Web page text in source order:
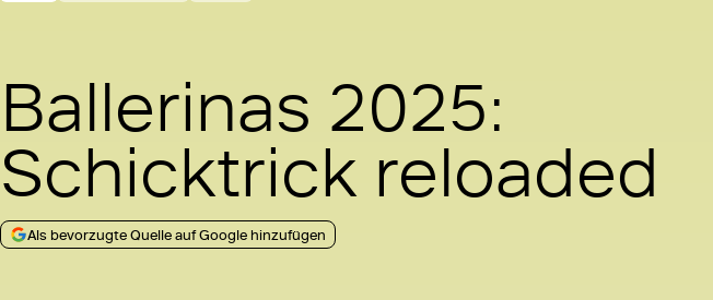
Ballerinas 2025:
Schicktrick reloaded
Als bevorzugte Quelle auf Google hinzufügen